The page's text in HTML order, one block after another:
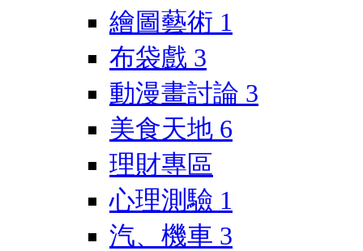
繪圖藝術 1
布袋戲 3
動漫畫討論 3
美食天地 6
理財專區
心理測驗 1
汽、機車 3